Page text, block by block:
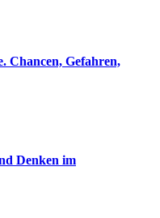
Chancen, Gefahren,
Denken im